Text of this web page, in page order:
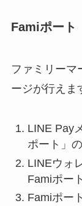
Famiポート
ファミリーマ
ージが行えま
LINE Pay
ポート」
LINEウォ
Famiポー
Famiポー